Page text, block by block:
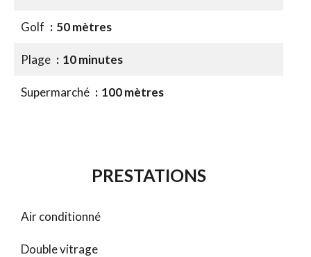
Golf 50 mètres
Plage 10 minutes
Supermarché 100 mètres
PRESTATIONS
Air conditionné
Double vitrage